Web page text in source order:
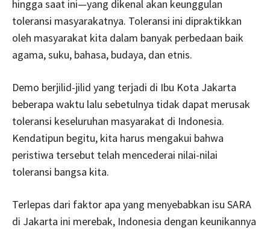
hingga saat ini—yang dikenal akan keunggulan
toleransi masyarakatnya. Toleransi ini dipraktikkan
oleh masyarakat kita dalam banyak perbedaan baik
agama, suku, bahasa, budaya, dan etnis.
Demo berjilid-jilid yang terjadi di Ibu Kota Jakarta
beberapa waktu lalu sebetulnya tidak dapat merusak
toleransi keseluruhan masyarakat di Indonesia.
Kendatipun begitu, kita harus mengakui bahwa
peristiwa tersebut telah mencederai nilai-nilai
toleransi bangsa kita.
Terlepas dari faktor apa yang menyebabkan isu SARA
di Jakarta ini merebak, Indonesia dengan keunikannya